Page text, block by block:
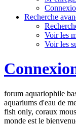
Recherche
Voir les
Voir les
forum aquariophile
aquariums d'eau de
fish only, coraux
monde est le